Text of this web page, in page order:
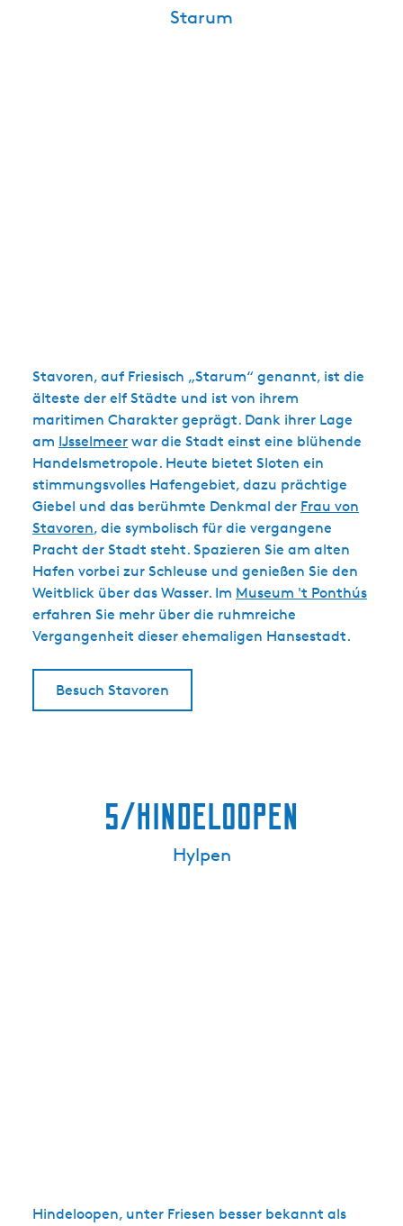
Starum
Stavoren, auf Friesisch „Starum“ genannt, ist die
älteste der elf Städte und ist von ihrem
maritimen Charakter geprägt. Dank ihrer Lage
am IJsselmeer war die Stadt einst eine blühende
Handelsmetropole. Heute bietet Sloten ein
stimmungsvolles Hafengebiet, dazu prächtige
Giebel und das berühmte Denkmal der Frau von
Stavoren, die symbolisch für die vergangene
Pracht der Stadt steht. Spazieren Sie am alten
Hafen vorbei zur Schleuse und genießen Sie den
Weitblick über das Wasser. Im Museum 't Ponthús
erfahren Sie mehr über die ruhmreiche
Vergangenheit dieser ehemaligen Hansestadt.
Besuch Stavoren
5/Hindeloopen
Hylpen
Hindeloopen, unter Friesen besser bekannt als